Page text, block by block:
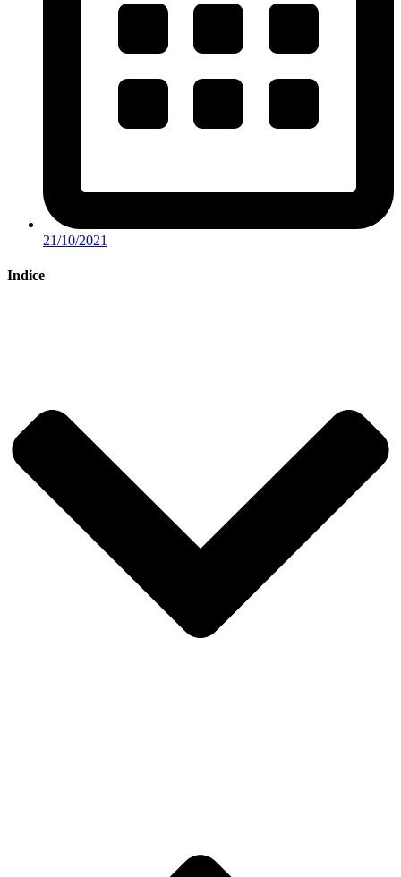
21/10/2021
Indice